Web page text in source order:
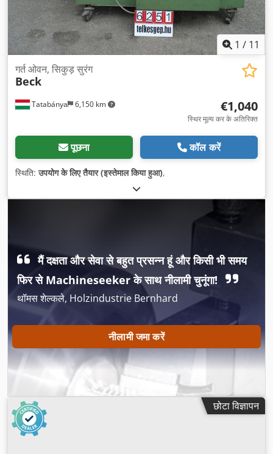
1 / 11
Tatabánya 6,150 km
गर्त ओवन, सिकुड़ सुरंग
Beck
€1,040
स्थिर मूल्य कर के अतिरिक्त
पूछना कॉल करें
स्थिति:उपयोग के लिए तैयार (इस्तेमाल किया हुआ),
मैं दक्षता और सेवा से बहुत प्रसन्न हूं और किसी भी समय
फिर से Machineseeker के साथ नीलामी चुनूंगा!
थॉमस शेल्कले, Holzindustrie Bernhard
नीलामी जमा करें
छोटा विज्ञापन